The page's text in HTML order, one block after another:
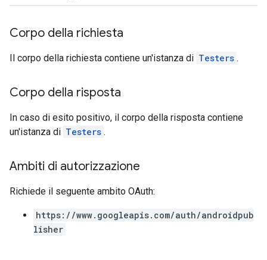
Corpo della richiesta
Il corpo della richiesta contiene un'istanza di Testers .
Corpo della risposta
In caso di esito positivo, il corpo della risposta contiene
un'istanza di Testers .
Ambiti di autorizzazione
Richiede il seguente ambito OAuth:
https://www.googleapis.com/auth/androidpub
lisher